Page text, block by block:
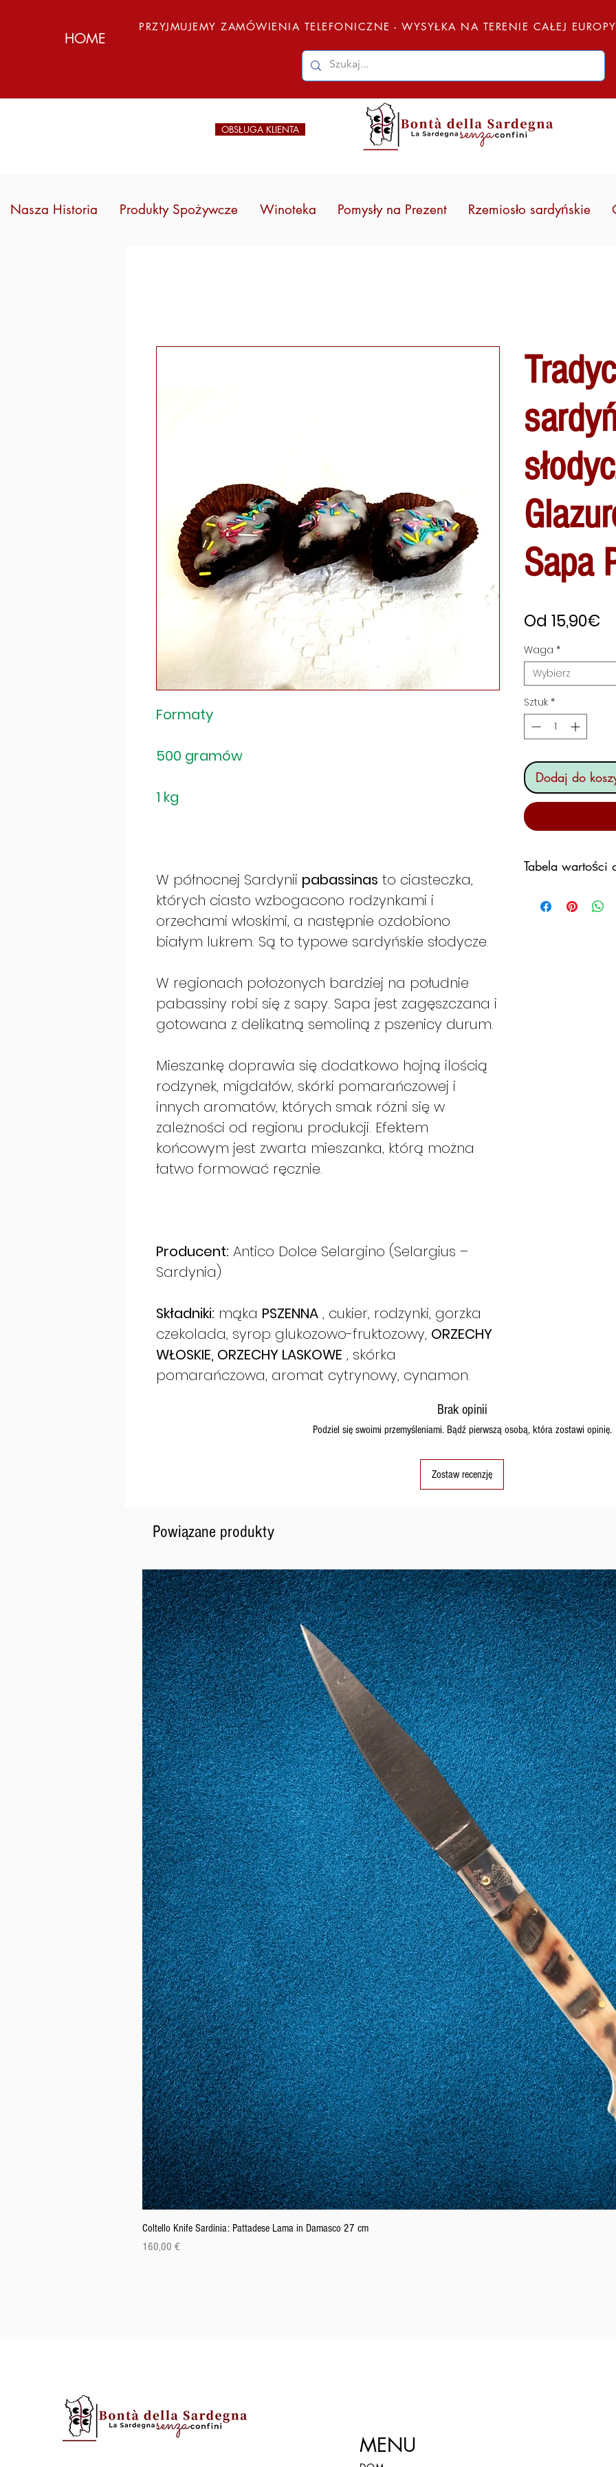
HOME
PRZYJMUJEMY ZAMÓWIENIA TELEFONICZNE - WYSYŁKA NA TERENIE CAŁEJ
OBSŁUGA KLIENTA
Nasza Historia Produkty Spożywcze Winoteka Pomysły na Prezent Rzemiosło sardyńskie
Formaty
500 gramów
1 kg
W północnej Sardynii pabassinas to ciasteczka,
których ciasto wzbogacono rodzynkami i
orzechami włoskimi, a następnie ozdobiono
białym lukrem. Są to typowe sardyńskie słodycze.
W regionach położonych bardziej na południe
pabassiny robi się z sapy. Sapa jest zagęszczana i
gotowana z delikatną semoliną z pszenicy durum.
Mieszankę doprawia się dodatkowo hojną ilością
rodzynek, migdałów, skórki pomarańczowej i
innych aromatów, których smak różni się w
zależności od regionu produkcji. Efektem
końcowym jest zwarta mieszanka, którą można
łatwo formować ręcznie.
Producent: Antico Dolce Selargino (Selargius –
Sardynia)
Składniki: mąka PSZENNA , cukier, rodzynki, gorzka
czekolada, syrop glukozowo-fruktozowy, ORZECHY
WŁOSKIE, ORZECHY LASKOWE , skórka
pomarańczowa, aromat cytrynowy, cynamon.
Sapa
Od 15,90€
Waga *
Wybierz
Sztuk *
Dodaj do
Tabela wartości
ŚREDNIE
Brak opinii
Podziel się swoimi przemyśleniami. Bądź pierwszą osobą, która zostawi opinię.
Zostaw recenzję
Powiązane produkty
Coltello Knife Sardinia: Pattadese Lama in Damasco 27 cm
Cena
160,00 €
MENU